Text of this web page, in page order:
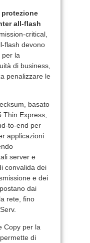
all-flash
critical,
flash devono
per la
di business,
penalizzare le
basato
Thin Express,
to-end per
applicazioni
server e
convalida dei
e dei
dai
rete, fino
Copy per la
di